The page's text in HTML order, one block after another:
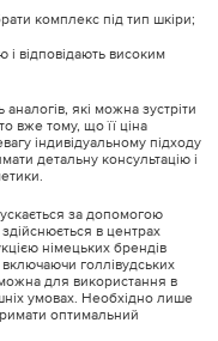
комплекс під тип шкіри;
і відповідають високим
які можна зустріти
вже тому, що її ціна
індивідуальному підходу
детальну консультацію і
за допомогою
в центрах
німецьких брендів
включаючи голлівудських
для використання в
умовах. Необхідно лише
оптимальний